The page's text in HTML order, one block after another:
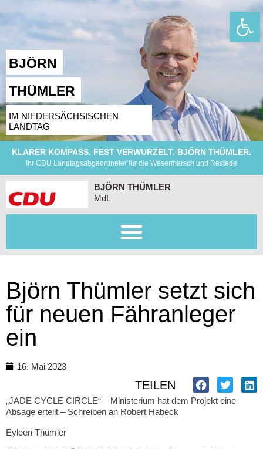
BJÖRN
THÜMLER
IM NIEDERSÄCHSISCHEN
LANDTAG
KLARER KOMPASS. FEST VERWURZELT. BJÖRN THÜMLER.
Ihr CDU Landtagsabgeordneter für die Wesermarsch und Rastede
BJÖRN THÜMLER
MdL
Björn Thümler setzt sich
für neuen Fähranleger
ein
16. Mai 2023
TEILEN
„JADE CYCLE CIRCLE“ – Ministerium hat dem Projekt eine
Absage erteilt – Schreiben an Robert Habeck
Eyleen Thümler